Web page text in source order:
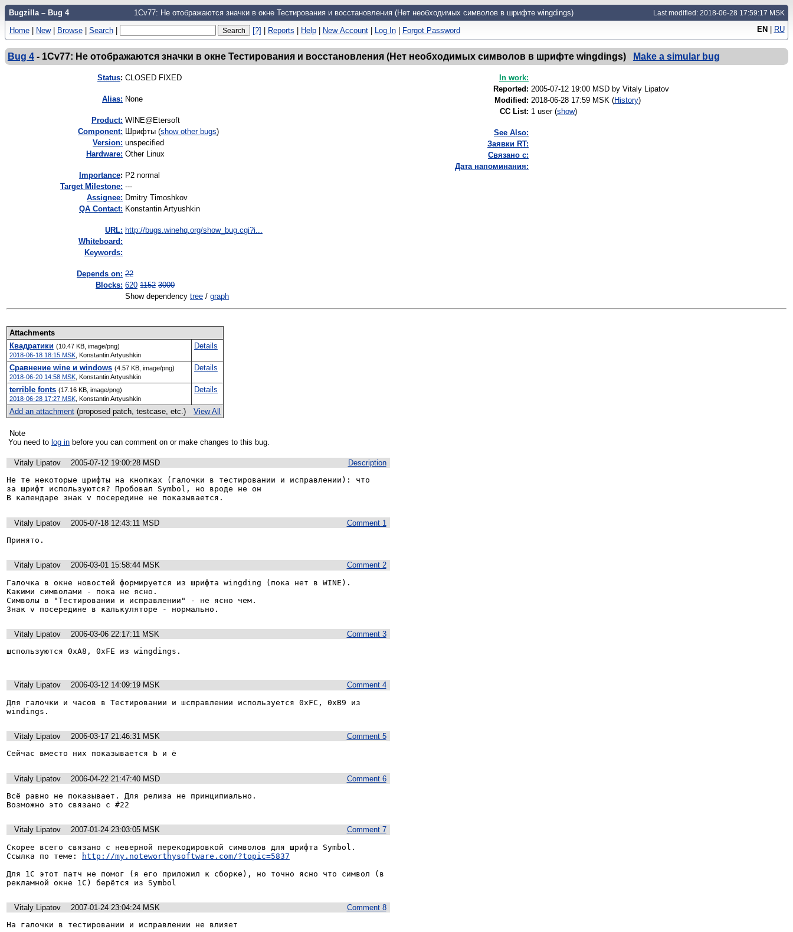
Bugzilla – Bug 4 1Cv77: Не отображаются значки в окне Тестирования и восстановления (Нет необходимых символов в шрифте wingdings) Last modified: 2018-06-28 17:59:17 MSK
EN | RU
Home | New | Browse | Search | [?] | Reports | Help | New Account | Log In | Forgot Password
Bug 4 - 1Cv77: Не отображаются значки в окне Тестирования и восстановления (Нет необходимых символов в шрифте wingdings) Make a simular bug
Status: CLOSED FIXED
Alias: None
Product: WINE@Etersoft
Component:
Шрифты (show other bugs)
Version: unspecified
Hardware: Other Linux
mportance: P2 normal
Target Milestone: ---
Assignee: Dmitry Timoshkov
QA Contact: Konstantin Artyushkin
URL: http://bugs.winehq.org/show_bug.cgi?i...
Whiteboard:
Keywords:
Depends on: 22
Blocks: 620 1152 3000
Show dependency tree / graph
In work:
Reported: 2005-07-12 19:00 MSD by Vitaly Lipatov
Modified: 2018-06-28 17:59 MSK (History)
CC List: 1 user (show)
See Also:
Заявки RT:
Связано с:
Дата напоминания:
Attachments
Квадратики (10.47 KB, image/png)
2018-06-18 18:15 MSK, Konstantin Artyushkin
Details
Сравнение wine и windows (4.57 KB, image/png)
2018-06-20 14:58 MSK, Konstantin Artyushkin
Details
terrible fonts (17.16 KB, image/png)
2018-06-28 17:27 MSK, Konstantin Artyushkin
Details
View All
Add an attachment(proposed patch, testcase, etc.)
Note
You need to log in before you can comment on or make changes to this bug.
Description
Vitaly Lipatov
2005-07-12 19:00:28 MSD
Не те некоторые шрифты на кнопках (галочки в тестировании и исправлении): что
за шрифт используются? Пробовал Symbol, но вроде не он
В календаре знак v посередине не показывается.
Comment 1
Vitaly Lipatov
2005-07-18 12:43:11 MSD
Принято.
Comment 2
Vitaly Lipatov
2006-03-01 15:58:44 MSK
Галочка в окне новостей формируется из шрифта wingding (пока нет в WINE).
Какими символами - пока не ясно.
Символы в "Тестировании и исправлении" - не ясно чем.
Знак v посередине в калькуляторе - нормально.
Comment 3
Vitaly Lipatov
2006-03-06 22:17:11 MSK
шспользуются 0xA8, 0xFE из wingdings.
Comment 4
Vitaly Lipatov
2006-03-12 14:09:19 MSK
Для галочки и часов в Тестировании и шсправлении используется 0xFC, 0xB9 из
windings.
Comment 5
Vitaly Lipatov
2006-03-17 21:46:31 MSK
Сейчас вместо них показывается Ь и ё
Comment 6
Vitaly Lipatov
2006-04-22 21:47:40 MSD
Всё равно не показывает. Для релиза не принципиально.
Возможно это связано с #22
Comment 7
Vitaly Lipatov
2007-01-24 23:03:05 MSK
Скорее всего связано с неверной перекодировкой символов для шрифта Symbol.
Ссылка по теме:
http://my.noteworthysoftware.com/?topic=5837
Для 1С этот патч не помог (я его приложил к сборке), но точно ясно что символ (в
рекламной окне 1С) берётся из Symbol
Comment 8
Vitaly Lipatov
2007-01-24 23:04:24 MSK
На галочки в тестировании и исправлении не влияет